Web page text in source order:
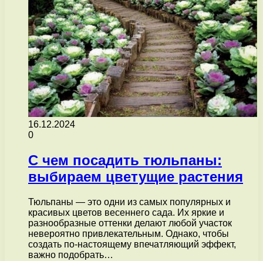
16.12.2024
0
С чем посадить тюльпаны:
выбираем цветущие растения
Тюльпаны — это одни из самых популярных и
красивых цветов весеннего сада. Их яркие и
разнообразные оттенки делают любой участок
невероятно привлекательным. Однако, чтобы
создать по-настоящему впечатляющий эффект,
важно подобрать…